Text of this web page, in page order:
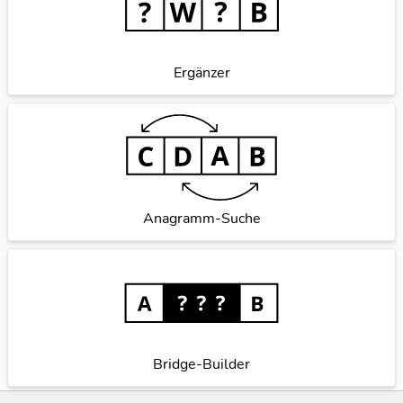
Ergänzer
Anagramm-Suche
Bridge-Builder